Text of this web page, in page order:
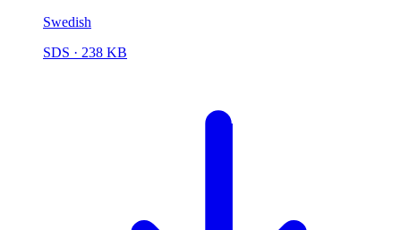
Swedish
SDS · 238 KB